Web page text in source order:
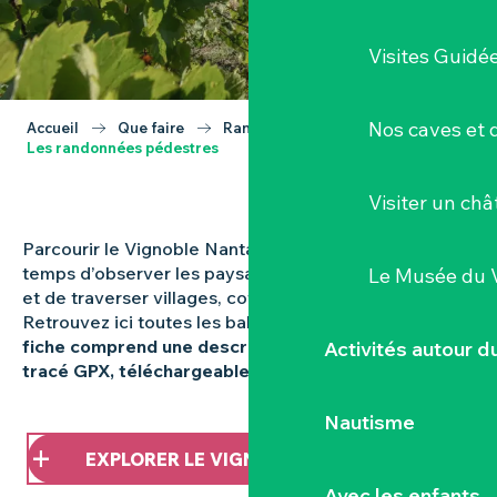
Visites
Nos caves et
Visiter un
Le Musée du
Activités autour
Nautisme
Accueil Que faire
Randonnées & itinérances
Les randonnées pédestres
Parcourir le Vignoble Nantais à pied, c’est prendre le
temps d’observer les paysages, de longer les vignes
et de traverser villages, coteaux et berges.
Retrouvez ici toutes les balades du vignoble.
fiche comprend une description du parcours et le
tracé GPX, téléchargeable en un seul clic.
EXPLORER LE VIGNOBLE À PIED